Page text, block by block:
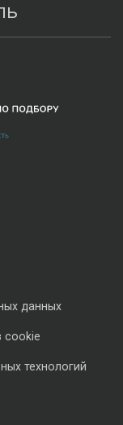
данных
cookie
технологий